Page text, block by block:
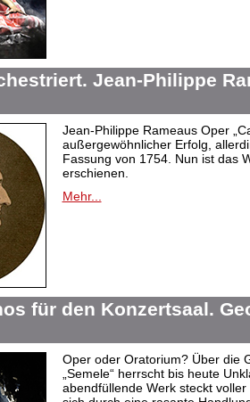
Jean-Philippe
Jean-Philippe Rameaus Oper
außergewöhnlicher Erfolg,
Fassung von 1754. Nun ist das
erschienen.
Mehr...
für den Konzertsaal.
Oper oder Oratorium? Über die
„Semele“ herrscht bis heute
abendfüllende Werk steckt